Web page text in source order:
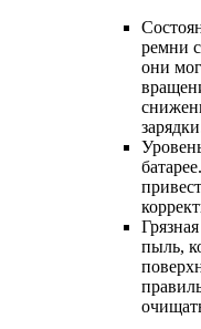
ремни
они
пыль,